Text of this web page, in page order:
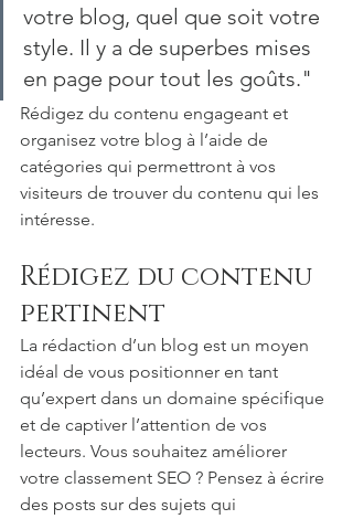
votre blog, quel que soit votre
style. Il y a de superbes mises
en page pour tout les goûts."
Rédigez du contenu engageant et
organisez votre blog à l’aide de
catégories qui permettront à vos
visiteurs de trouver du contenu qui les
intéresse.
Rédigez du contenu
pertinent
La rédaction d’un blog est un moyen
idéal de vous positionner en tant
qu’expert dans un domaine spécifique
et de captiver l’attention de vos
lecteurs. Vous souhaitez améliorer
votre classement SEO ? Pensez à écrire
des posts sur des sujets qui